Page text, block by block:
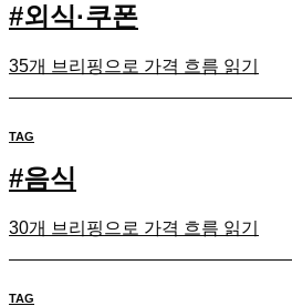
#외식·쿠폰
35개 브리핑으로 가격 흐름 읽기
TAG
#음식
30개 브리핑으로 가격 흐름 읽기
TAG